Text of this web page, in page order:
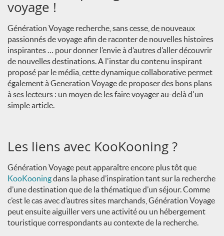
voyage !
Génération Voyage recherche, sans cesse, de nouveaux
passionnés de voyage afin de raconter de nouvelles histoires
inspirantes … pour donner l’envie à d’autres d’aller découvrir
de nouvelles destinations. A l'instar du contenu inspirant
proposé par le média, cette dynamique collaborative permet
également à Generation Voyage de proposer des bons plans
à ses lecteurs : un moyen de les faire voyager au-delà d'un
simple article.
Les liens avec KooKooning ?
Génération Voyage peut apparaître encore plus tôt que
KooKooningdans la phase d’inspiration tant sur la recherche
d’une destination que de la thématique d’un séjour. Comme
c’est le cas avec d’autres sites marchands, Génération Voyage
peut ensuite aiguiller vers une activité ou un hébergement
touristique correspondants au contexte de la recherche.